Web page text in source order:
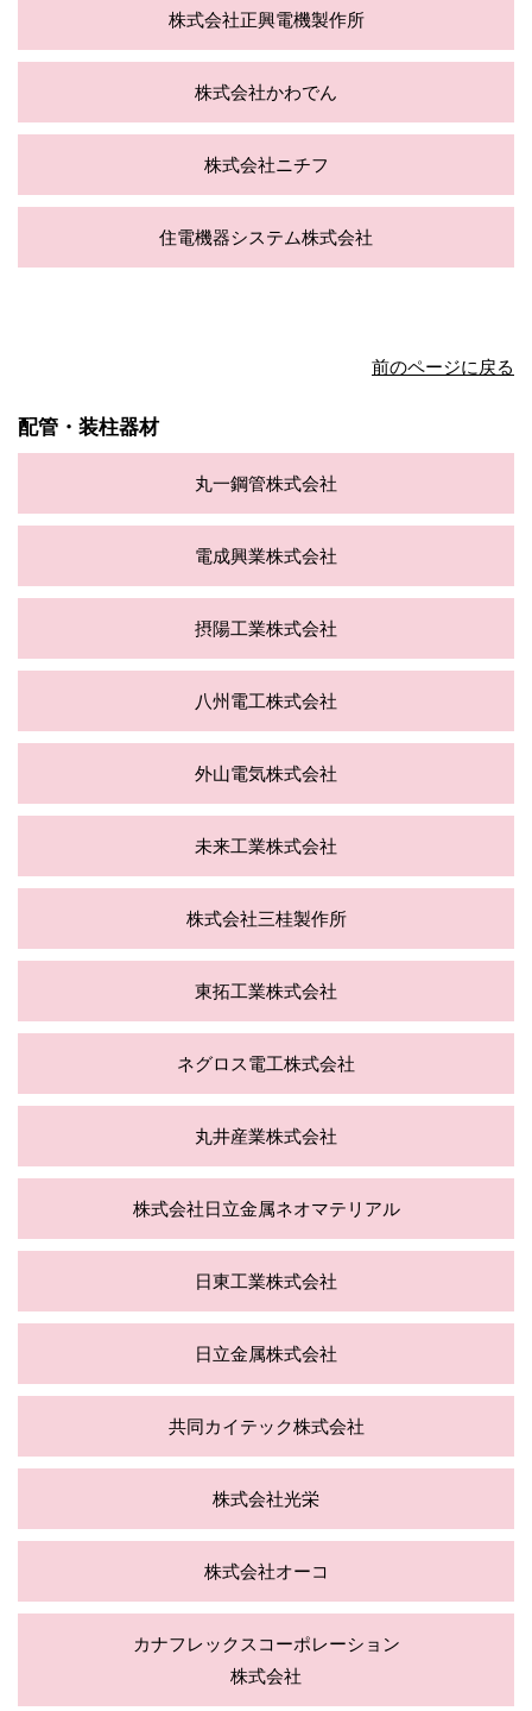
株式会社正興電機製作所
株式会社かわでん
株式会社ニチフ
住電機器システム株式会社
前のページに戻る
配管・装柱器材
丸一鋼管株式会社
電成興業株式会社
摂陽工業株式会社
八州電工株式会社
外山電気株式会社
未来工業株式会社
株式会社三桂製作所
東拓工業株式会社
ネグロス電工株式会社
丸井産業株式会社
株式会社日立金属ネオマテリアル
日東工業株式会社
日立金属株式会社
共同カイテック株式会社
株式会社光栄
株式会社オーコ
カナフレックスコーポレーション
株式会社